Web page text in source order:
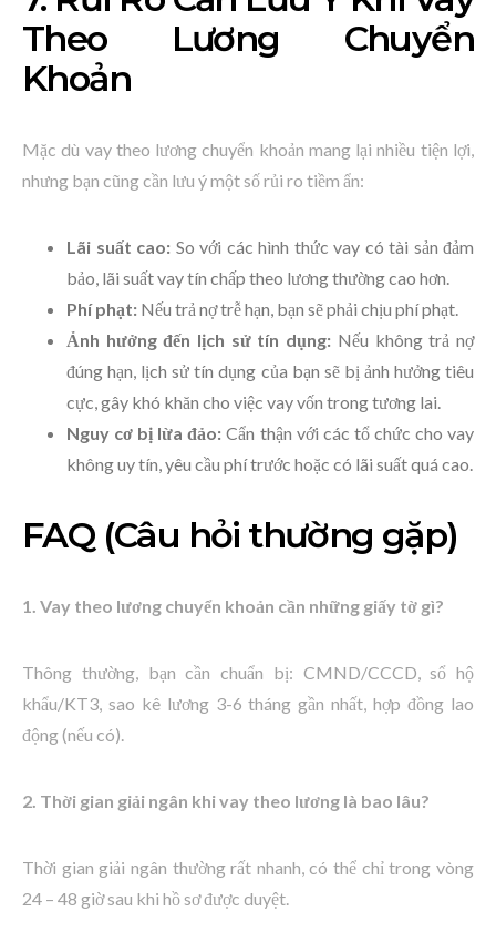
Theo Lương Chuyển
Khoản
Mặc dù vay theo lương chuyển khoản mang lại nhiều tiện lợi,
nhưng bạn cũng cần lưu ý một số rủi ro tiềm ẩn:
Lãi suất cao: So với các hình thức vay có tài sản đảm
bảo, lãi suất vay tín chấp theo lương thường cao hơn.
Phí phạt: Nếu trả nợ trễ hạn, bạn sẽ phải chịu phí phạt.
Ảnh hưởng đến lịch sử tín dụng: Nếu không trả nợ
đúng hạn, lịch sử tín dụng của bạn sẽ bị ảnh hưởng tiêu
cực, gây khó khăn cho việc vay vốn trong tương lai.
Nguy cơ bị lừa đảo: Cẩn thận với các tổ chức cho vay
không uy tín, yêu cầu phí trước hoặc có lãi suất quá cao.
FAQ (Câu hỏi thường gặp)
1. Vay theo lương chuyển khoản cần những giấy tờ gì?
Thông thường, bạn cần chuẩn bị: CMND/CCCD, sổ hộ
khẩu/KT3, sao kê lương 3-6 tháng gần nhất, hợp đồng lao
động (nếu có).
2. Thời gian giải ngân khi vay theo lương là bao lâu?
Thời gian giải ngân thường rất nhanh, có thể chỉ trong vòng
24 – 48 giờ sau khi hồ sơ được duyệt.